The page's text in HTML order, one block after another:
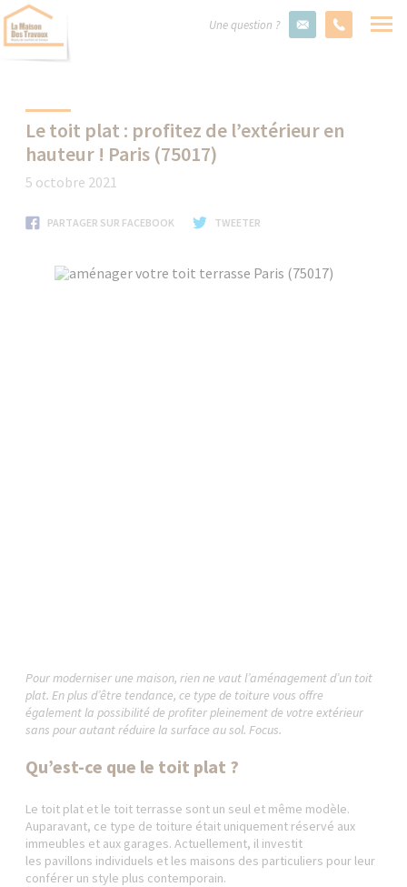
Une question ?
Le toit plat : profitez de l’extérieur en
hauteur ! Paris (75017)
5 octobre 2021
PARTAGER SUR FACEBOOK TWEETER
Pour moderniser une maison, rien ne vaut l’aménagement d’un toit
plat. En plus d’être tendance, ce type de toiture vous offre
également la possibilité de profiter pleinement de votre extérieur
sans pour autant réduire la surface au sol. Focus.
Qu’est-ce que le toit plat ?
Le toit plat et le toit terrasse sont un seul et même modèle.
Auparavant, ce type de toiture était uniquement réservé aux
immeubles et aux garages. Actuellement, il investit
les pavillons individuels et les maisons des particuliers pour leur
conférer un style plus contemporain.